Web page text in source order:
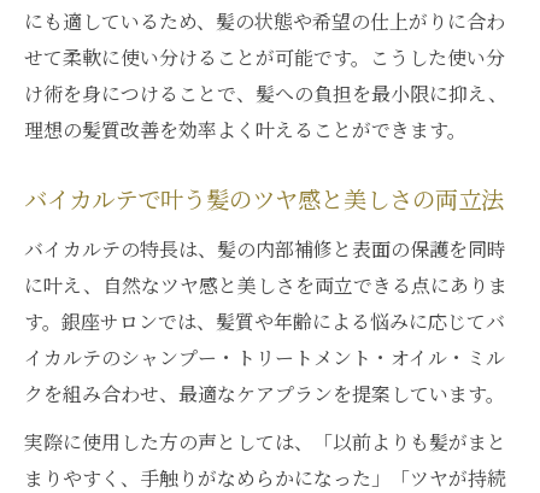
にも適しているため、髪の状態や希望の仕上がりに合わ
せて柔軟に使い分けることが可能です。こうした使い分
け術を身につけることで、髪への負担を最小限に抑え、
理想の髪質改善を効率よく叶えることができます。
バイカルテで叶う髪のツヤ感と美しさの両立法
バイカルテの特長は、髪の内部補修と表面の保護を同時
に叶え、自然なツヤ感と美しさを両立できる点にありま
す。銀座サロンでは、髪質や年齢による悩みに応じてバ
イカルテのシャンプー・トリートメント・オイル・ミル
クを組み合わせ、最適なケアプランを提案しています。
実際に使用した方の声としては、「以前よりも髪がまと
まりやすく、手触りがなめらかになった」「ツヤが持続